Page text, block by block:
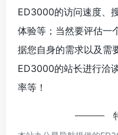
ED3000的访问速度、
体验等；当然要评估一
据您自身的需求以及需
ED3000的站长进行洽
率等！